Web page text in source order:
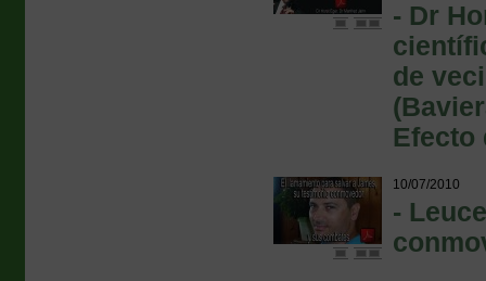
- Dr
de
Efecto
10/07/2010
-